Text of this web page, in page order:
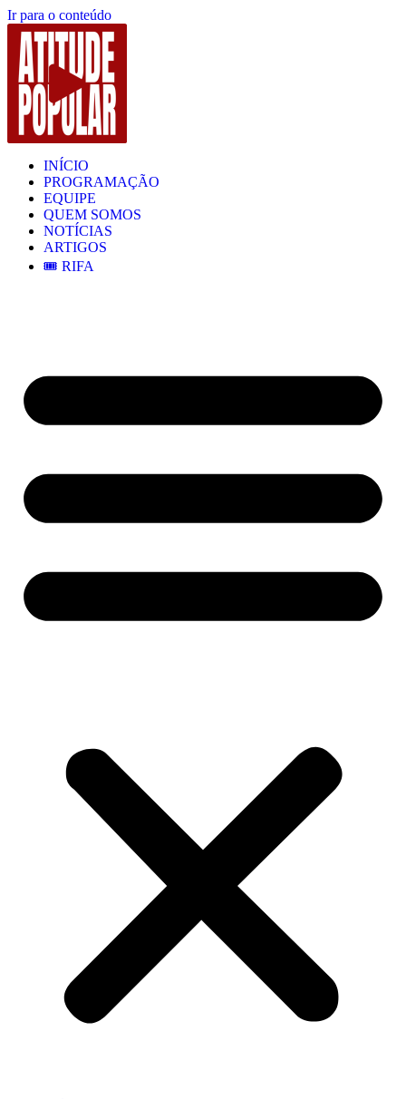
Ir para o conteúdo
INÍCIO
PROGRAMAÇÃO
EQUIPE
QUEM SOMOS
NOTÍCIAS
ARTIGOS
🎟️ RIFA